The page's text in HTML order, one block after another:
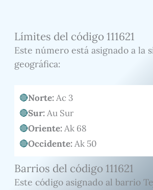
Límites del código 111621
Este número está asignado a la
geográfica:
Norte:Ac 3
Sur:Au Sur
Oriente:Ak 68
Occidente:Ak 50
Barrios del código 111621
Este código asignado al barrio